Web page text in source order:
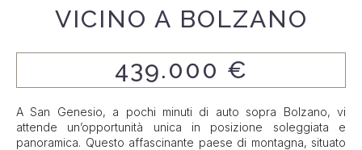
VICINO A BOLZANO
439.000 €
A San Genesio, a pochi minuti di auto sopra Bolzano, vi
attende un’opportunità unica in posizione soleggiata e
panoramica. Questo affascinante paese di montagna, situato